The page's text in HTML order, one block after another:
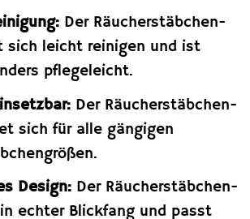
Der Räucherstäbchen-
sich leicht reinigen und ist
pflegeleicht.
Der Räucherstäbchen-
sich für alle gängigen
Design:Der Räucherstäbchen-
echter Blickfang und passt